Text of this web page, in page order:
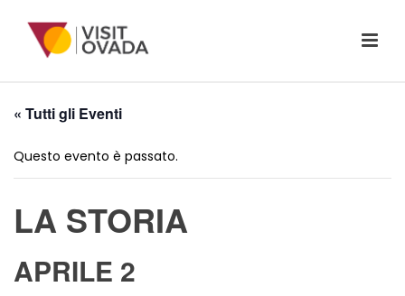
« Tutti gli Eventi
Questo evento è passato.
LA STORIA
APRILE 2